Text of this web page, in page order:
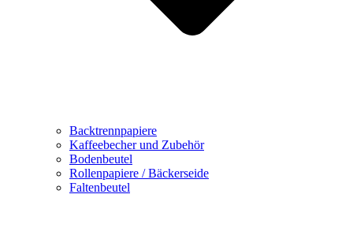
Backtrennpapiere
Kaffeebecher und Zubehör
Bodenbeutel
Rollenpapiere / Bäckerseide
Faltenbeutel